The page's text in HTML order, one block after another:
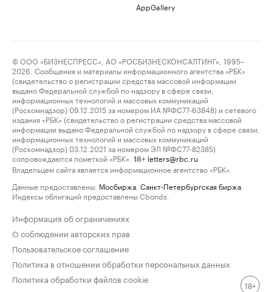
AppGallery
© ООО «БИЗНЕСПРЕСС», АО «РОСБИЗНЕСКОНСАЛТИНГ», 1995–
2026. Сообщения и материалы информационного агентства «РБК»
(свидетельство о регистрации средства массовой информации
выдано Федеральной службой по надзору в сфере связи,
информационных технологий и массовых коммуникаций
(Роскомнадзор) 09.12.2015 за номером ИА №ФС77-63848) и сетевого
издания «РБК» (свидетельство о регистрации средства массовой
информации выдано Федеральной службой по надзору в сфере связи,
информационных технологий и массовых коммуникаций
(Роскомнадзор) 03.12.2021 за номером ЭЛ №ФС77-82385)
сопровождаются пометкой «РБК».
18+ letters@rbc.ru
Владельцем сайта является информационное агентство «РБК».
Данные предоставлены: Мосбиржа Санкт-Петербургская биржа
Индексы облигаций предоставлены Cbonds.
Информация об ограничениях
О соблюдении авторских прав
Пользовательское соглашение
Политика в отношении обработки персональных данных
Политика обработки файлов cookie
18+